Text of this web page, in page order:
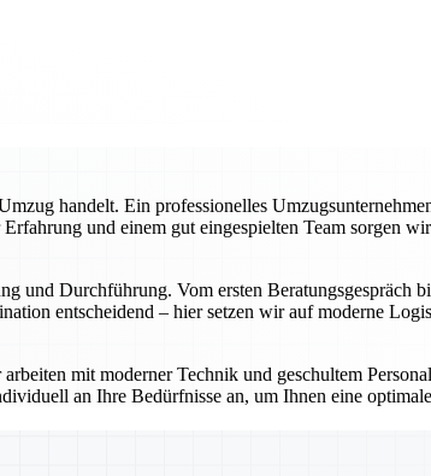
handelt. Ein professionelles
und einem gut eingespielten Team sorgen
und Durchführung. Vom ersten Beratungsgespräch
entscheidend – hier setzen wir auf moderne
mit moderner Technik und geschultem
an Ihre Bedürfnisse an, um Ihnen eine